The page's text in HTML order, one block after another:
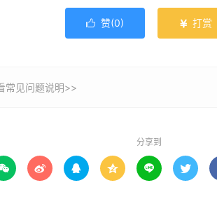
 赞(0)  打赏
常见问题说明>>
分享到
    